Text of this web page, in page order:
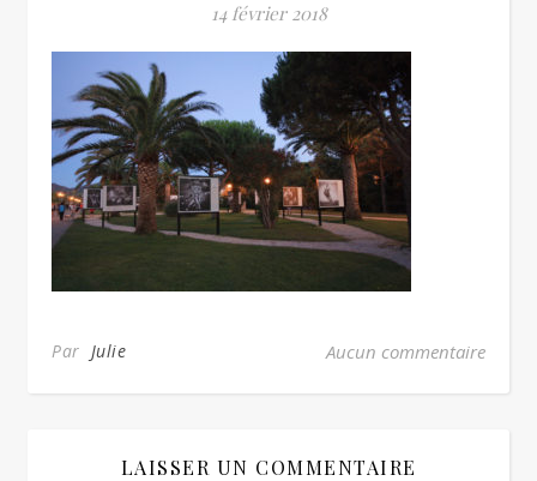
14 février 2018
Par Julie Aucun commentaire
LAISSER UN COMMENTAIRE